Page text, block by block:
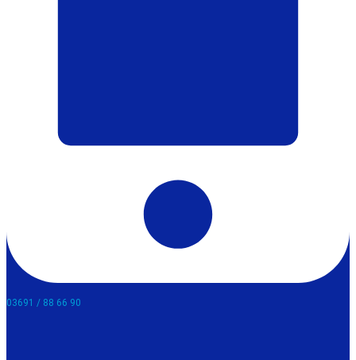
03691 / 88 66 90​